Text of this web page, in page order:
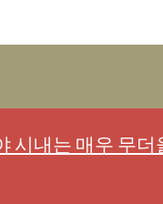
시내는 매우 무